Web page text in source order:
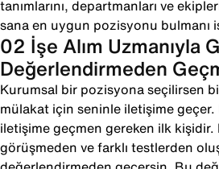
tanımlarını, departmanları ve
sana en uygun pozisyonu bulmanı
02 İşe Alım Uzmanıyla
Değerlendirmeden
Kurumsal bir pozisyona seçilirsen
mülakat için seninle iletişime
iletişime geçmen gereken ilk
görüşmeden ve farklı testlerden